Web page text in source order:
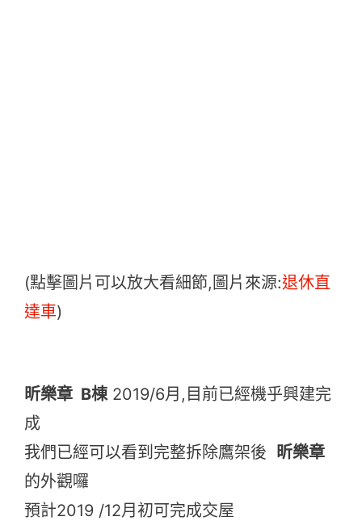
(點擊圖片可以放大看細節,圖片來源:退休直
達車)
昕樂章 B棟2019/6月,目前已經機乎興建完
成
我們已經可以看到完整拆除鷹架後 昕樂章
的外觀囉
預計2019 /12月初可完成交屋